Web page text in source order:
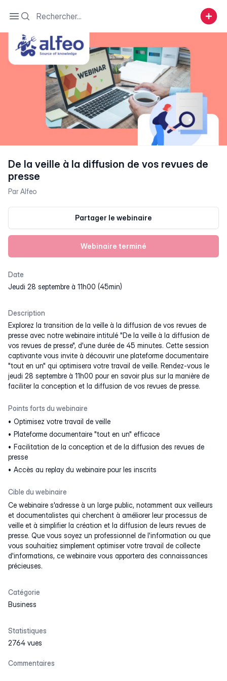
Open sidebar
Search
De la veille à la diffusion de vos revues de
presse
ParAlfeo
Partager le webinaire
Webinaire terminé
Date
jeudi 28 septembre à 11h00 (45min)
Description
Explorez la transition de la veille à la diffusion de vos revues de
presse avec notre webinaire intitulé "De la veille à la diffusion de
vos revues de presse", d'une durée de 45 minutes. Cette session
captivante vous invite à découvrir une plateforme documentaire
"tout en un" qui optimisera votre travail de veille. Rendez-vous le
jeudi 28 septembre à 11h00 pour en savoir plus sur la manière de
faciliter la conception et la diffusion de vos revues de presse.
Points forts du webinaire
Optimisez votre travail de veille
Plateforme documentaire "tout en un" efficace
Facilitation de la conception et de la diffusion des revues de
presse
Accès au replay du webinaire pour les inscrits
Cible du webinaire
Ce webinaire s'adresse à un large public, notamment aux veilleurs
et documentalistes qui cherchent à améliorer leur processus de
veille et à simplifier la création et la diffusion de leurs revues de
presse. Que vous soyez un professionnel de l'information ou que
vous souhaitiez simplement optimiser votre travail de collecte
d'informations, ce webinaire vous apportera des connaissances
précieuses.
Catégorie
Business
Statistiques
2764 vues
Commentaires